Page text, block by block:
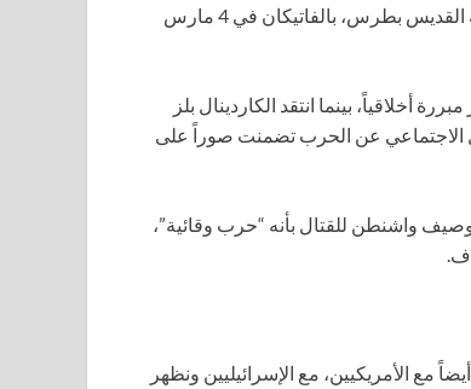
وصل البابا ليو الرابع عشر لعقد جلسة الجمهور العامة الأسبوعية في ساحة القديس بطرس، بالفاتيكان في 4 مارس
مبررة أخلاقياً، بينما انتقد الكاردينال بلز
الاجتماعي عن الحرب تضمنت صوراً على
واشنطن للقتال بأنه “حرب وقائية”،
مع الأمريكيين، مع الإسرائيليين ونظهر